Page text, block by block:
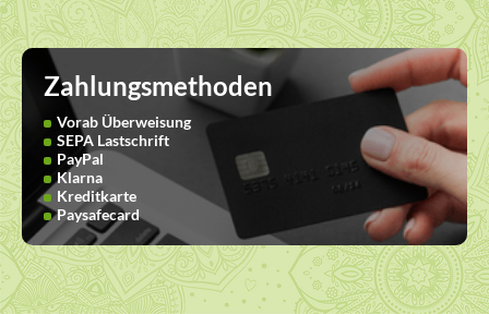
Zahlungsmethoden
Vorab Überweisung
SEPA Lastschrift
PayPal
Klarna
Kreditkarte
Paysafecard